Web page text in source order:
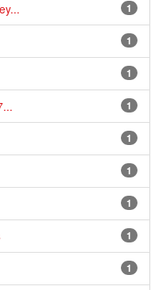
1
1
1
1
1
1
1
1
1